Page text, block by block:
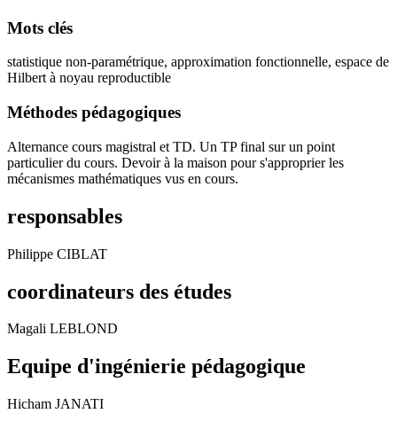
Mots clés
statistique non-paramétrique, approximation fonctionnelle, espace de
Hilbert à noyau reproductible
Méthodes pédagogiques
Alternance cours magistral et TD. Un TP final sur un point
particulier du cours. Devoir à la maison pour s'approprier les
mécanismes mathématiques vus en cours.
responsables
Philippe CIBLAT
coordinateurs des études
Magali LEBLOND
Equipe d'ingénierie pédagogique
Hicham JANATI